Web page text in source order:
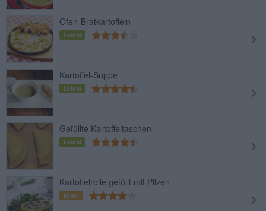
Ofen-Bratkartoffeln
Leicht
Kartoffel-Suppe
Leicht
Gefüllte Kartoffeltaschen
Leicht
Kartoffelrolle gefüllt mit Pilzen
Mittel